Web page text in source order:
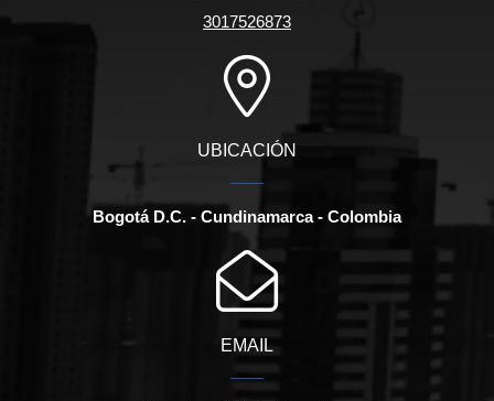
3017526873
UBICACIÓN
Bogotá D.C. - Cundinamarca - Colombia
EMAIL